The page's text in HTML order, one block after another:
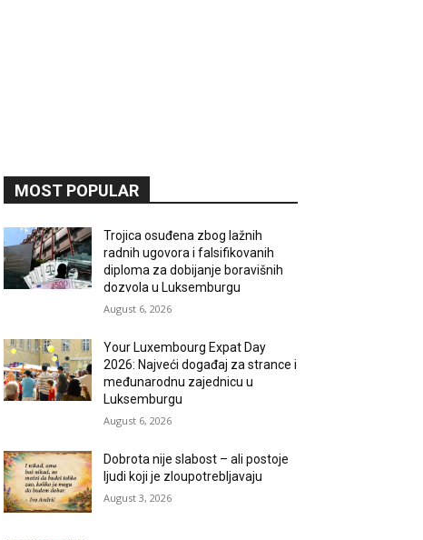
MOST POPULAR
Trojica osuđena zbog lažnih
radnih ugovora i falsifikovanih
diploma za dobijanje boravišnih
dozvola u Luksemburgu
August 6, 2026
Your Luxembourg Expat Day
2026: Najveći događaj za strance i
međunarodnu zajednicu u
Luksemburgu
August 6, 2026
Dobrota nije slabost – ali postoje
ljudi koji je zloupotrebljavaju
August 3, 2026